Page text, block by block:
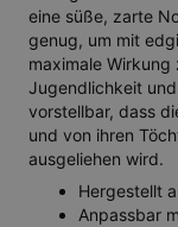
eine süße, zarte
genug, um mit
maximale
Jugendlichkeit
vorstellbar, dass
und von ihren
ausgeliehen wird.
Hergestellt
Anpassbar